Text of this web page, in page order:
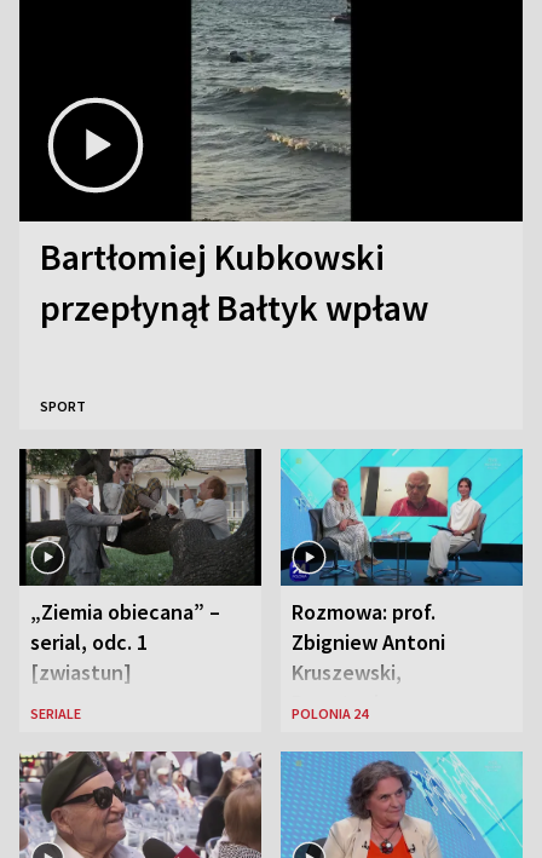
Bartłomiej Kubkowski
przepłynął Bałtyk wpław
SPORT
„Ziemia obiecana” –
serial, odc. 1
[zwiastun]
SERIALE
Rozmowa: prof.
Zbigniew Antoni
Kruszewski,
Powstaniec
Zaryan, piosenkarka
POLONIA 24